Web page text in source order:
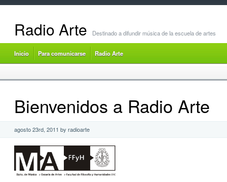
Radio Arte Destinado a difundir música de la escuela de artes
Inicio Para comunicarse Radio Arte
Bienvenidos a Radio Arte
agosto 23rd, 2011 by radioarte